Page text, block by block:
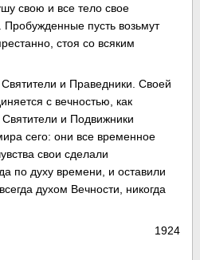
свою и все тело свое
пусть возьмут
стоя со всяким
и Праведники. Своей
с вечностью, как
и Подвижники
сего: они все временное
свои сделали
по духу времени, и оставили
духом Вечности, никогда
1924